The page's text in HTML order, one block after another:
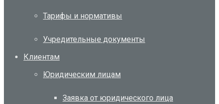
Тарифы и нормативы
Учредительные документы
Клиентам
Юридическим лицам
Заявка от юридического лица